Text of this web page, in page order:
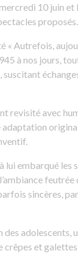
10 juin
proposés.
« Autrefois,
à nos jours,
revisité avec
adaptation
lui embarqué les
sincères,
des
et